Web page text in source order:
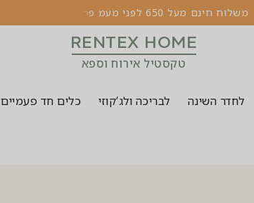
משלוח חינם מעל 0
5
6 לפני מעמ פר
RENTEX HOME
טקסטיל אירוח וספא
לחדר השינה לבריכה ולג’קוזי כלים חד פעמיים